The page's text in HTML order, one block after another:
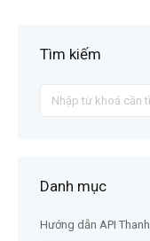
Tìm kiếm
Danh mục
Hướng dẫn API